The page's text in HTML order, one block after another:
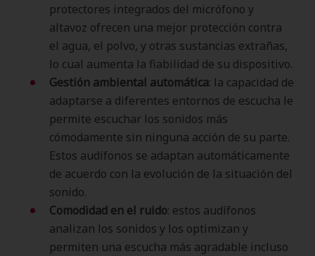
protectores integrados del micrófono y
altavoz ofrecen una mejor protección contra
el agua, el polvo, y otras sustancias extrañas,
lo cual aumenta la fiabilidad de su dispositivo.
Gestión ambiental automática: la capacidad de
adaptarse a diferentes entornos de escucha le
permite escuchar los sonidos más
cómodamente sin ninguna acción de su parte.
Estos audífonos se adaptan automáticamente
de acuerdo con la evolución de la situación del
sonido.
Comodidad en el ruido: estos audífonos
analizan los sonidos y los optimizan y
permiten una escucha más agradable incluso